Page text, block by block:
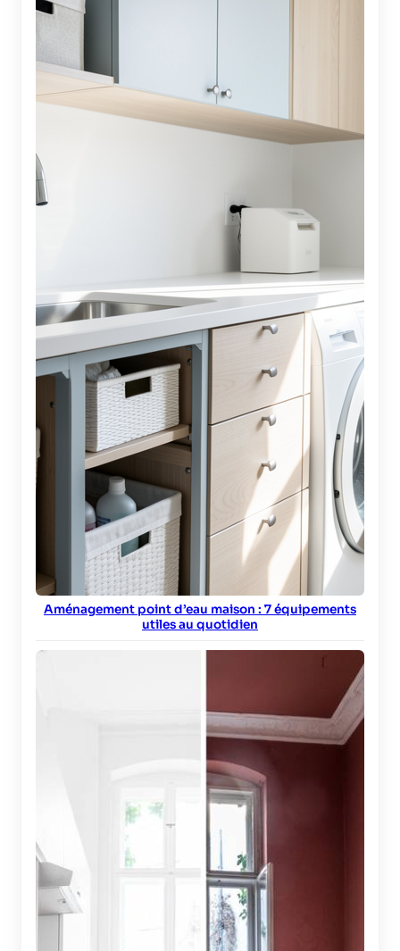
Aménagement point d’eau maison : 7 équipements
utiles au quotidien